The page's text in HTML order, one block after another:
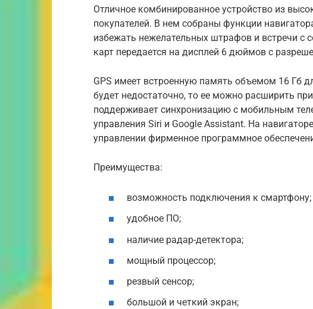
Отличное комбинированное устройство из
покупателей. В нем собраны функции
избежать нежелательных штрафов и встречи с
карт передается на дисплей 6 дюймов с
GPS имеет встроенную память объемом 16 Гб
будет недостаточно, то ее можно расширить
поддерживает синхронизацию с мобильным
управления Siri и Google Assistant. На
управлении фирменное программное
Преимущества:
возможность подключения к смартфону;
удобное ПО;
наличие радар-детектора;
мощный процессор;
резвый сенсор;
большой и четкий экран;